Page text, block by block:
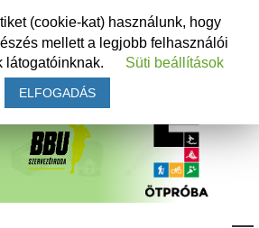
(cookie-kat) használunk, hogy
mellett a legjobb felhasználói
látogatóinknak.
Süti beállítások
ELFOGADÁS